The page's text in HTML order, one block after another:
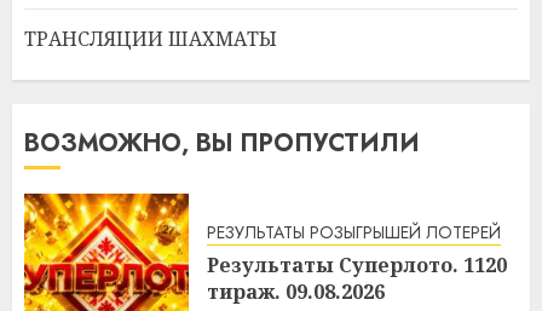
ТРАНСЛЯЦИИ ШАХМАТЫ
ВОЗМОЖНО, ВЫ ПРОПУСТИЛИ
РЕЗУЛЬТАТЫ РОЗЫГРЫШЕЙ ЛОТЕРЕЙ
Результаты Суперлото. 1120
тираж. 09.08.2026